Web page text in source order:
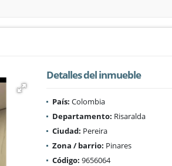
Detalles del inmueble
País: Colombia
Departamento: Risaralda
Ciudad: Pereira
Zona / barrio: Pinares
Código: 9656064